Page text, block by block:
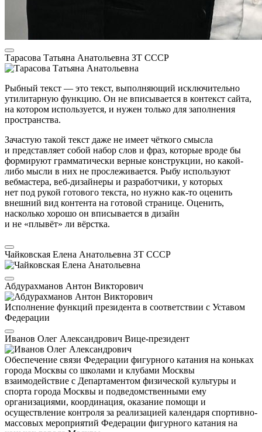
Тарасова Татьяна Анатольевна ЗТ СССР
Рыбный текст — это текст, выполняющий исключительно
утилитарную функцию. Он не вписывается в контекст сайта,
на котором используется, и нужен только для заполнения
пространства.
Зачастую такой текст даже не имеет чёткого смысла
и представляет собой набор слов и фраз, которые вроде бы
формируют грамматически верные конструкции, но какой-
либо мысли в них не прослеживается. Рыбу используют
вебмастера, веб-дизайнеры и разработчики, у которых
нет под рукой готового текста, но нужно как-то оценить
внешний вид контента на готовой странице. Оценить,
насколько хорошо он вписывается в дизайн
и не «плывёт» ли вёрстка.
Чайковская Елена Анатольевна ЗТ СССР
Абдурахманов Антон Викторович
Исполнение функций президента в соответствии с Уставом
Федерации
Иванов Олег Александрович Вице-президент
Обеспечение связи Федерации фигурного катания на коньках
города Москвы со школами и клубами Москвы
взаимодействие с Департаментом физической культуры и
спорта города Москвы и подведомственными ему
организациями, координация, оказание помощи и
осуществление контроля за реализацией календаря спортивно-
массовых мероприятий Федерации фигурного катания на